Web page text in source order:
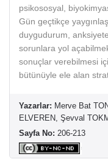
psikososyal,
Gün geçtikçe
duygudurum,
sorunlara yol
sonuçlar verebilmesi
bütünüyle ele alan
Yazarlar: Merve Bat
ELVEREN, Şevval
Sayfa No: 206-213